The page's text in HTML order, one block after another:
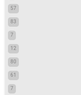
57
83
7
12
80
61
7